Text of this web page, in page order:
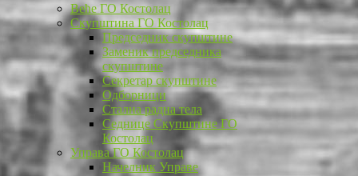
Веће ГО Костолац
Скупштина ГО Костолац
Председник скупштине
Заменик председника
скупштине
Секретар скупштине
Одборници
Стална радна тела
Седнице Скупштине ГО
Костолац
Управа ГО Костолац
Начелник Управе